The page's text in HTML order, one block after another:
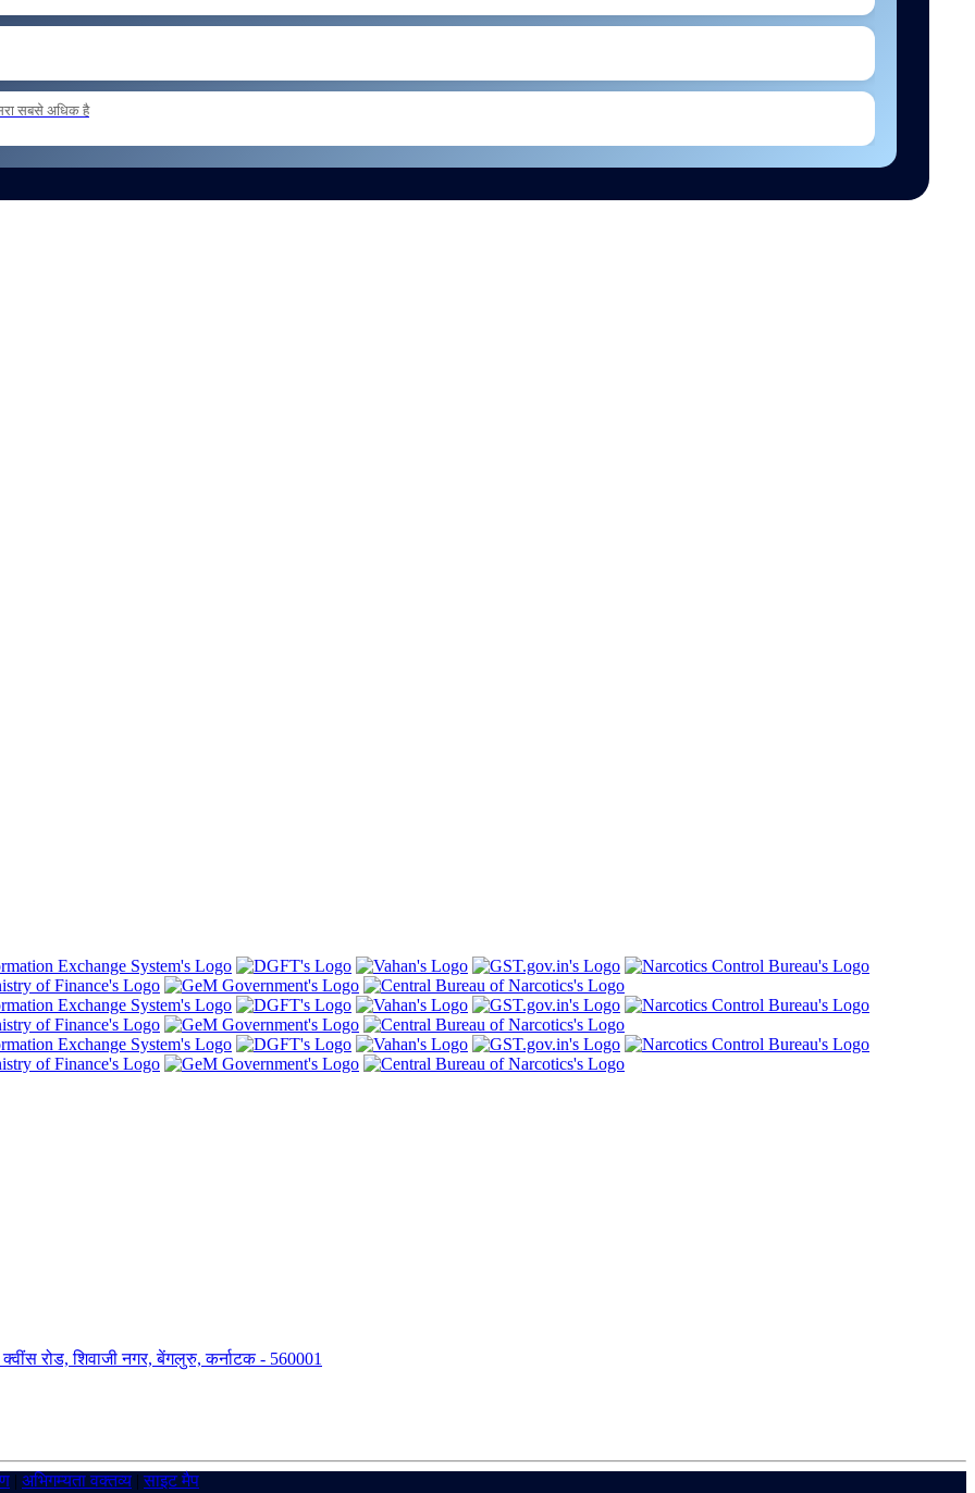
basis to formations outside the zone Reg
सबसे अधिक है
रोड, शिवाजी नगर, बेंगलुरु, कर्नाटक - 560001
| अभिगम्यता वक्तव्य |साइट मैप